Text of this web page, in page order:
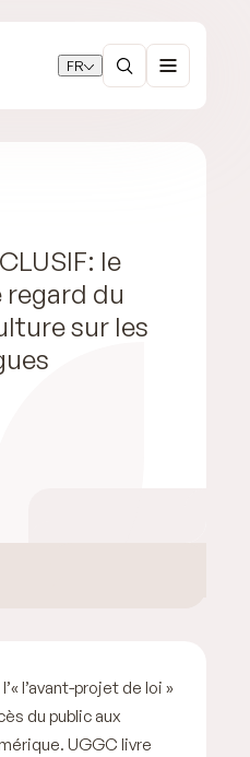
FR
le
du
sur les
l’avant-projet de loi »
du public aux
UGGC livre